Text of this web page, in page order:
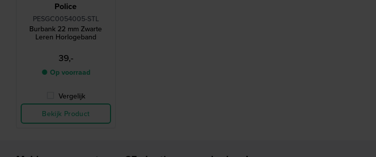
Police
PESGC0054005-STL
Burbank 22 mm Zwarte
Leren Horlogeband
39,-
● Op voorraad
Vergelijk
Bekijk Product